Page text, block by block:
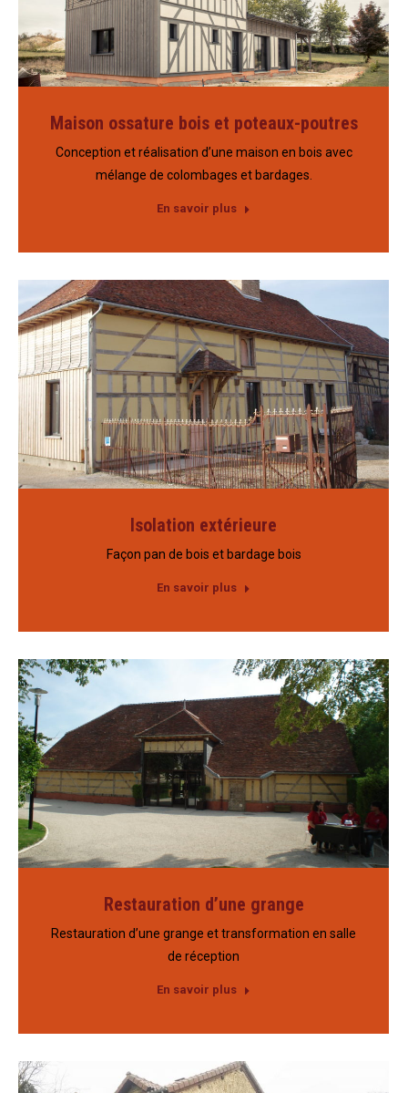
Maison ossature bois et poteaux-poutres
Conception et réalisation d’une maison en bois avec
mélange de colombages et bardages.
En savoir plus
Isolation extérieure
Façon pan de bois et bardage bois
En savoir plus
Restauration d’une grange
Restauration d’une grange et transformation en salle
de réception
En savoir plus